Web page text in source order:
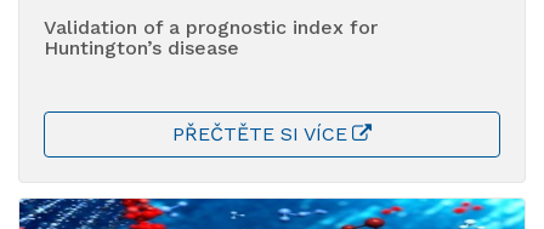
Validation of a prognostic index for
Huntington’s disease
PŘEČTĚTE SI VÍCE